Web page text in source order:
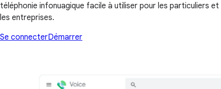
téléphonie infonuagique facile à utiliser pour les particuliers et
les entreprises.
Se connecterDémarrer